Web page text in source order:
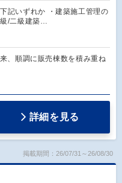
記いずれか ・建築施工管理の
/二級建築…
、順調に販売棟数を積み重ね
詳細を見る
掲載期間：26/07/31～26/08/30